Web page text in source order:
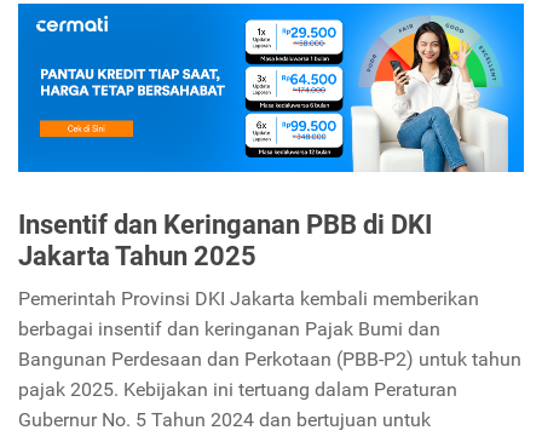
Insentif dan Keringanan PBB di DKI
Jakarta Tahun 2025
Pemerintah Provinsi DKI Jakarta kembali memberikan
berbagai insentif dan keringanan Pajak Bumi dan
Bangunan Perdesaan dan Perkotaan (PBB-P2) untuk tahun
pajak 2025. Kebijakan ini tertuang dalam Peraturan
Gubernur No. 5 Tahun 2024 dan bertujuan untuk